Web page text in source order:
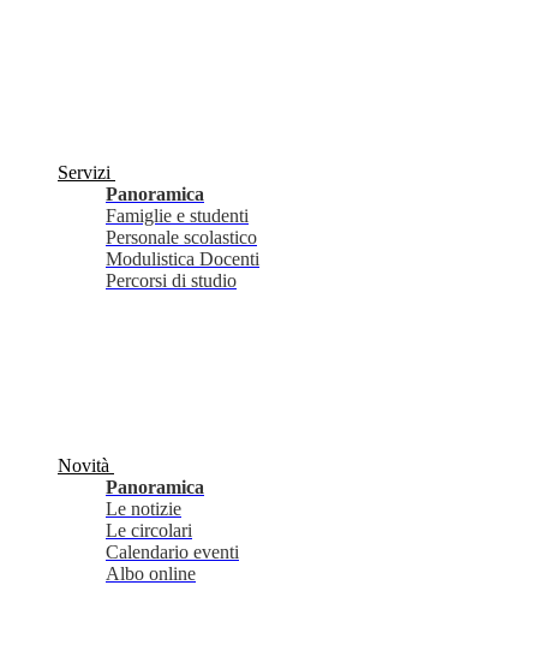
Servizi
Panoramica
Famiglie e studenti
Personale scolastico
Modulistica Docenti
Percorsi di studio
Novità
Panoramica
Le notizie
Le circolari
Calendario eventi
Albo online